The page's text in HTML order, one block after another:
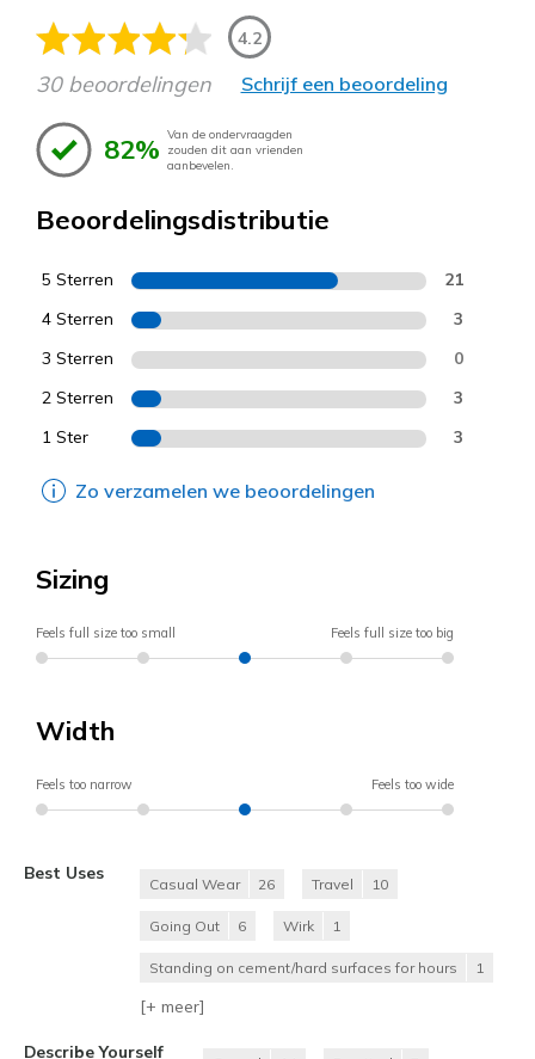
4.2
30 beoordelingen Schrijf een beoordeling
82% Van de ondervraagden
zouden dit aan vrienden
aanbevelen.
Beoordelingsdistributie
5 Sterren 21
4 Sterren 3
3 Sterren 0
2 Sterren 3
1 Ster 3
Zo verzamelen we beoordelingen
Sizing
Feels full size too small Feels full size too big
Width
Feels too narrow Feels too wide
Best Uses
Casual Wear 26 Travel 10
Going Out 6 Wirk 1
Standing on cement/hard surfaces for hours 1
[+ meer]
Describe Yourself